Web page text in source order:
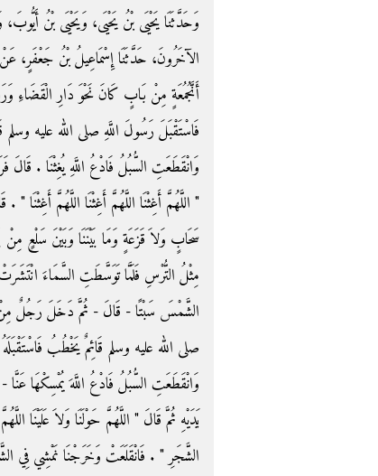
وَحَدَّثَنَا يَحْيَى بْنُ يَحْيَى، وَيَحْيَى بْنُ أَيُّوبَ،
الآخَرُونَ، حَدَّثَنَا إِسْمَاعِيلُ بْنُ
أَنَّجُمُعَةٍ مِنْ بَابٍ كَانَ نَحْوَ دَارِ الْقَضَاءِ
فَاسْتَقْبَلَ رَسُولَ اللَّهِ صلى الله عليه
وَانْقَطَعَتِ السُّبُلُ فَادْعُ اللَّهِ يُغِثْنَا ‏.‏ قَالَ
‏"‏ اللَّهُمَّ أَغِثْنَا اللَّهُمَّ أَغِثْنَا اللَّهُمَّ
سَحَابٍ وَلاَ قَزَعَةٍ وَمَا بَيْنَنَا وَبَيْنَ سَلْعٍ
مِثْلُ التُّرْسِ فَلَمَّا تَوَسَّطَتِ السَّمَاءَ
الشَّمْسَ سَبْتًا - قَالَ - ثُمَّ دَخَلَ رَجُلٌ مِنْ
صلى الله عليه وسلم قَائِمٌ يَخْطُبُ
وَانْقَطَعَتِ السُّبُلُ فَادْعُ اللَّهَ يُمْسِكْهَا
يَدَيْهِ ثُمَّ قَالَ ‏"‏ اللَّهُمَّ حَوْلَنَا وَلاَ عَلَيْنَا
الشَّجَرِ ‏"‏ ‏.‏ فَانْقَلَعَتْ وَخَرَجْنَا نَمْشِي